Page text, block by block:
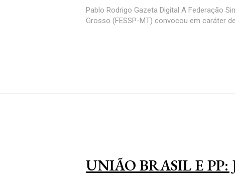
Pablo Rodrigo Gazeta Digital A Federação
Grosso (FESSP-MT) convocou em caráter
UNIÃO BRASIL E PP: